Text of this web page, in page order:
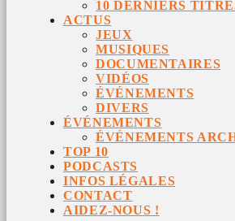
10 DERNIERS
ACTUS
JEUX
MUSIQUES
DOCUMENTAIRES
VIDÉOS
ÉVÉNEMENTS
DIVERS
ÉVÉNEMENTS
ÉVÉNEMENTS
TOP 10
PODCASTS
INFOS LÉGALES
CONTACT
AIDEZ-NOUS !